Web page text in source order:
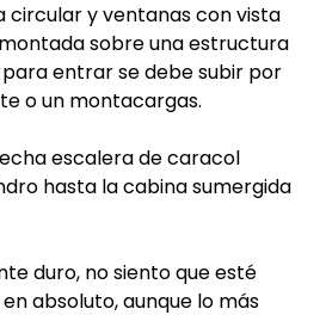
circular y ventanas con vista
sobre una estructura
entrar se debe subir por
o un montacargas.
escalera de caracol
hasta la cabina sumergida
duro, no siento que esté
absoluto, aunque lo más